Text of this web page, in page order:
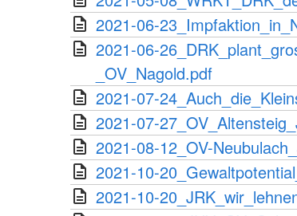
2021-06-
2021-06-
_OV_Nagold.pdf
2021-07-
2021-07-
2021-08-12_OV-
2021-10-
2021-10-